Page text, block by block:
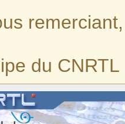
remerciant,
du CNRTL